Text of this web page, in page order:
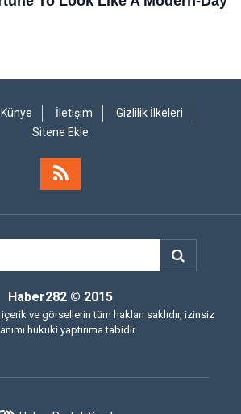
Künye İletişim
Gizlilik İlkeleri
Sitene Ekle
Haber282 © 2015
ve görsellerin tüm hakları saklıdır, izinsiz
hukuki yaptırıma tabidir.